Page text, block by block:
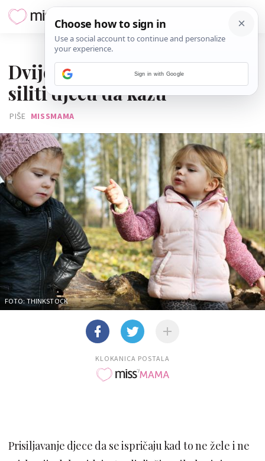
Dvije riječi koje ne smiješ
siliti djecu da kažu
PIŠE MISSMAMA
FOTO: THINKSTOCK
KLOKANICA POSTALA
Prisiljavanje djece da se ispričaju kad to ne žele i ne
Sign in with Google